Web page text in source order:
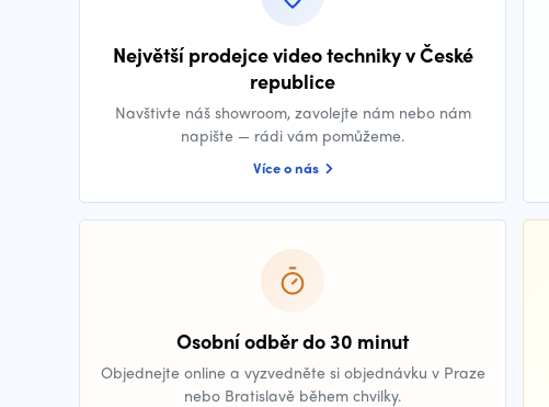
Největší prodejce video techniky v České
republice
Navštivte náš showroom, zavolejte nám nebo nám
napište — rádi vám pomůžeme.
Více o nás
Osobní odběr do 30 minut
Objednejte online a vyzvedněte si objednávku v Praze
nebo Bratislavě během chvilky.